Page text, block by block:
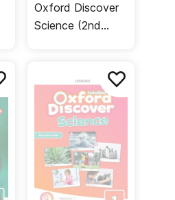
Oxford Discover
Science (2nd
Книга для
учителя